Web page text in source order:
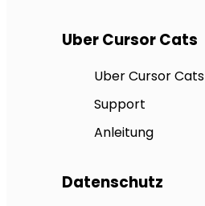
Uber Cursor Cats
Uber Cursor Cats
Support
Anleitung
Datenschutz